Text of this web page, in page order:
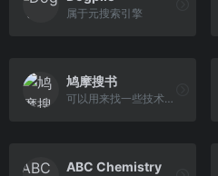
属于元搜索引擎
鸠摩搜书
可以用来找一些技术文档手册，很多在百度网盘里。
ABC Chemistry